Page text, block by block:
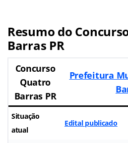
Resumo do
Barras PR
Concurso
Quatro
Barras PR
Prefeitura
Situação
atual
Edital publicado